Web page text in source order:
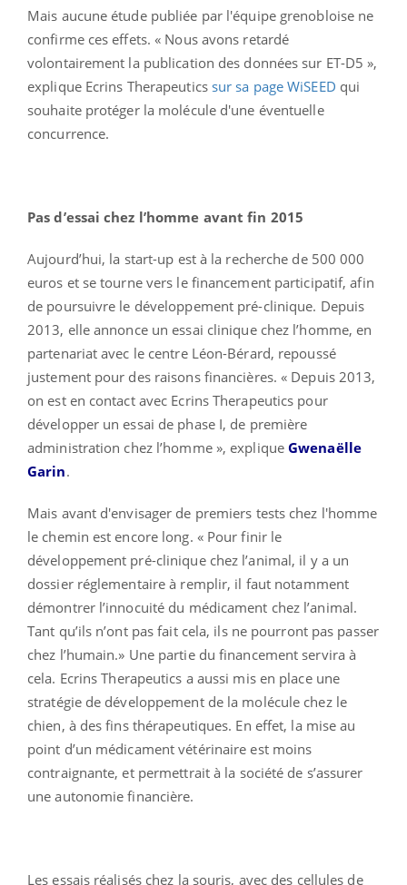
Mais aucune étude publiée par l'équipe grenobloise ne
confirme ces effets. « Nous avons retardé
volontairement la publication des données sur ET-D5 »,
explique Ecrins Therapeutics sur sa page WiSEED qui
souhaite protéger la molécule d'une éventuelle
concurrence.
Pas d’essai chez l’homme avant fin 2015
Aujourd’hui, la start-up est à la recherche de 500 000
euros et se tourne vers le financement participatif, afin
de poursuivre le développement pré-clinique. Depuis
2013, elle annonce un essai clinique chez l’homme, en
partenariat avec le centre Léon-Bérard, repoussé
justement pour des raisons financières. « Depuis 2013,
on est en contact avec Ecrins Therapeutics pour
développer un essai de phase I, de première
administration chez l’homme », expliqueGwenaëlle
Garin.
Mais avant d'envisager de premiers tests chez l'homme
le chemin est encore long. « Pour finir le
développement pré-clinique chez l’animal, il y a un
dossier réglementaire à remplir, il faut notamment
démontrer l’innocuité du médicament chez l’animal.
Tant qu’ils n’ont pas fait cela, ils ne pourront pas passer
chez l’humain.» Une partie du financement servira à
cela. Ecrins Therapeutics a aussi mis en place une
stratégie de développement de la molécule chez le
chien, à des fins thérapeutiques. En effet, la mise au
point d’un médicament vétérinaire est moins
contraignante, et permettrait à la société de s’assurer
une autonomie financière.
Les essais réalisés chez la souris, avec des cellules de